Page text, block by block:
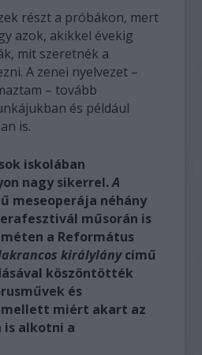
részt a próbákon, mert
azok, akikkel évekig
mit szeretnék a
A zenei nyelvezet –
– tovább
és például
is.
iskolában
nagy sikerrel.A
meseoperája néhány
műsorán is
a Református
királylánycímű
köszöntötték
és
miért akart az
is alkotni a